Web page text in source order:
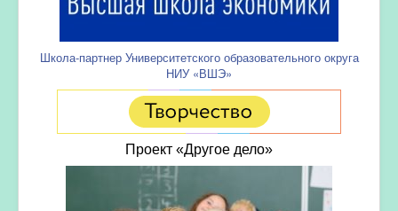
Школа-партнер Университетского образовательного округа
НИУ «ВШЭ»
Проект «Другое дело»